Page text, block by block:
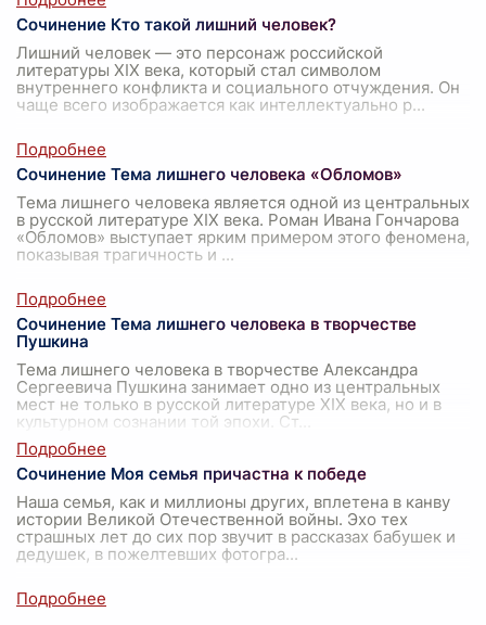
Сочинение Кто такой лишний человек?
Лишний человек — это персонаж российской
литературы XIX века, который стал символом
внутреннего конфликта и социального отчуждения. Он
чаще всего изображается как интеллектуально р...
Сочинение Тема лишнего человека «Обломов»
Тема лишнего человека является одной из центральных
в русской литературе XIX века. Роман Ивана Гончарова
«Обломов» выступает ярким примером этого феномена,
показывая трагичность и ...
Сочинение Тема лишнего человека в творчестве
Пушкина
Тема лишнего человека в творчестве Александра
Сергеевича Пушкина занимает одно из центральных
мест не только в русской литературе XIX века, но и в
культурном сознании той эпохи. Ст
Сочинение Моя семья причастна к победе
Наша семья, как и миллионы других, вплетена в канву
истории Великой Отечественной войны. Эхо тех
страшных лет до сих пор звучит в рассказах бабушек и
дедушек, в пожелтевших фотогра...